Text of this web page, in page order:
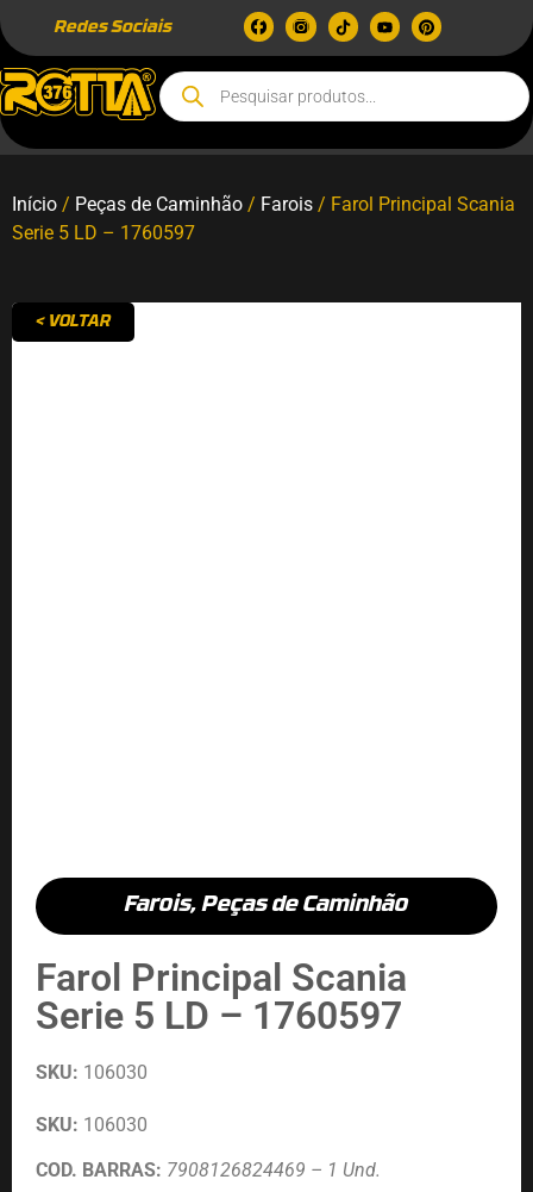
Redes Sociais
Início / Peças de Caminhão / Farois / Farol Principal Scania
Serie 5 LD – 1760597
< VOLTAR
Farois,Peças de Caminhão
Farol Principal Scania
Serie 5 LD – 1760597
SKU: 106030
SKU: 106030
COD. BARRAS: 7908126824469 – 1 Und.